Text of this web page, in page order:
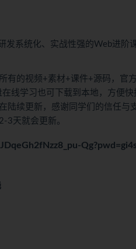
发系统化、实战性强的Web进阶
有的视频+素材+课件+源码，官方
线学习也可下载到本地，方便快
陆续更新，感谢同学们的信任与
3天就会更新。
Qg?pwd=gi4s